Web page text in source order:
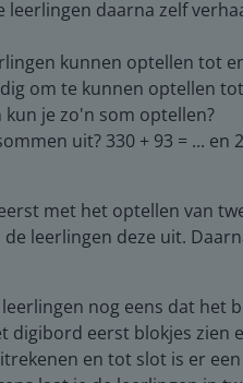
leerlingen daarna zelf
kunnen optellen tot
om te kunnen optellen
kun je zo'n som optellen?
uit? 330 + 93 = ... en
met het optellen van
leerlingen deze uit.
leerlingen nog eens dat
digibord eerst blokjes
en tot slot is er